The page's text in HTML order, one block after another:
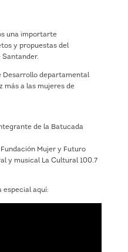
una importarte
y propuestas del
Santander.
Desarrollo departamental
más a las mujeres de
de la Batucada
Mujer y Futuro
y musical La Cultural 100.7
especial aquí: